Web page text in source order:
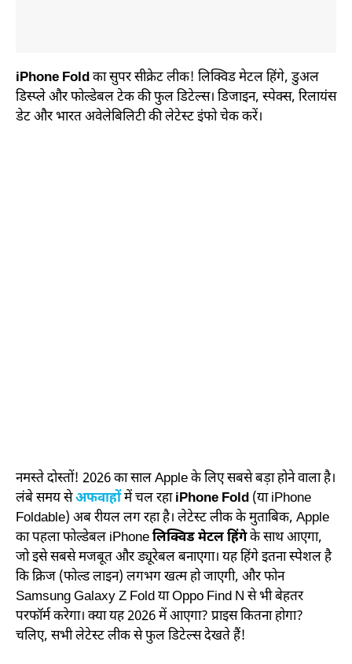
iPhone Foldका सुपर सीक्रेट लीक! लिक्विड मेटल हिंगे, डुअल
डिस्प्ले और फोल्डेबल टेक की फुल डिटेल्स। डिजाइन, स्पेक्स, रिलायंस
डेट और भारत अवेलेबिलिटी की लेटेस्ट इंफो चेक करें।
नमस्ते दोस्तों! 2026 का साल Apple के लिए सबसे बड़ा होने वाला है।
लंबे समय सेअफवाहोंमें चल रहाiPhone Fold (या iPhone
Foldable) अब रीयल लग रहा है। लेटेस्ट लीक के मुताबिक, Apple
का पहला फोल्डेबल iPhoneलिक्विड मेटल हिंगेके साथ आएगा,
जो इसे सबसे मजबूत और ड्यूरेबल बनाएगा। यह हिंगे इतना स्पेशल है
कि क्रिज (फोल्ड लाइन) लगभग खत्म हो जाएगी, और फोन
Samsung Galaxy Z Fold या Oppo Find N से भी बेहतर
परफॉर्म करेगा। क्या यह 2026 में आएगा? प्राइस कितना होगा?
चलिए, सभी लेटेस्ट लीक से फुल डिटेल्स देखते हैं!